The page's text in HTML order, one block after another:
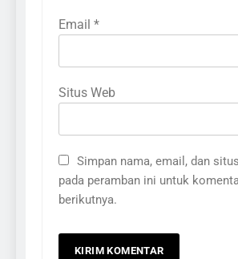
Email *
Situs Web
Simpan nama, email, dan
pada peramban ini untuk
berikutnya.